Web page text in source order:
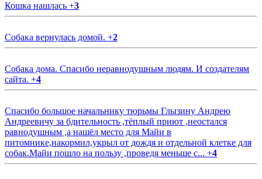
Кошка нашлась +3
Собака вернулась домой. +2
Собака дома. Спасибо неравнодушным людям. И создателям
сайта. +4
Спасибо большое начальнику тюрьмы Глызину Андрею
Андреевичу за бдительность ,тёплый приют ,неостался
равнодушным ,а нашёл место для Майи в
питомнике,накормил,укрыл от дождя и отдельной клетке для
собак.Майи пошло на пользу ,проведя меньше с... +4